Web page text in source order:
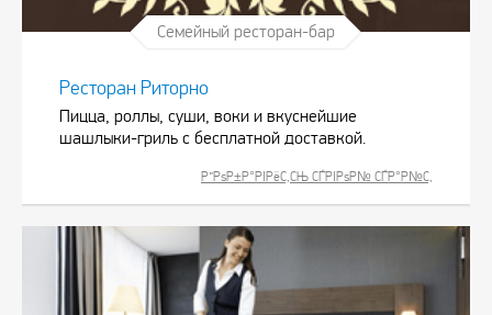
Семейный ресторан-бар
Ресторан Риторно
Пицца, роллы, суши, воки и вкуснейшие
шашлыки-гриль с бесплатной доставкой.
Р”РѕР±Р°РІРёС‚СЊ СЃРІРѕР№ СЃР°Р№С‚